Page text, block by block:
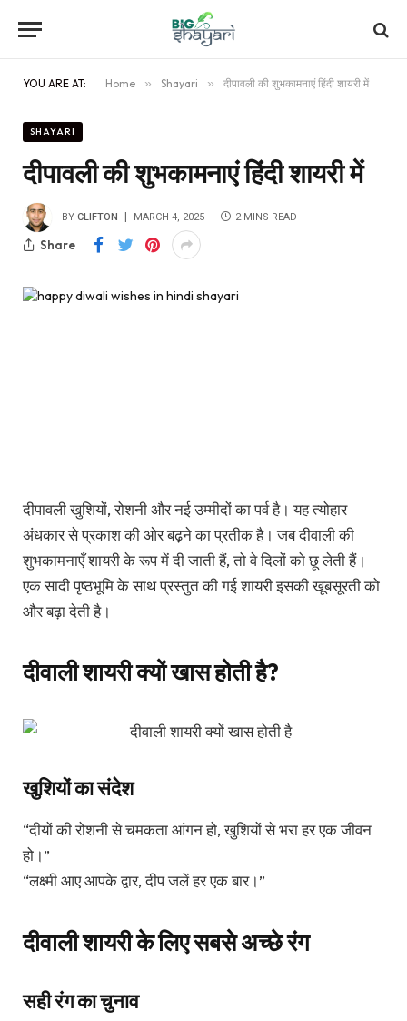
YOU ARE AT: Home » Shayari » दीपावली की शुभकामनाएं हिंदी शायरी में
SHAYARI
दीपावली की शुभकामनाएं हिंदी शायरी में
BY CLIFTON MARCH 4, 2025 2 MINS READ
Share
दीपावली खुशियों, रोशनी और नई उम्मीदों का पर्व है। यह त्योहार
अंधकार से प्रकाश की ओर बढ़ने का प्रतीक है। जब दीवाली की
शुभकामनाएँ शायरी के रूप में दी जाती हैं, तो वे दिलों को छू लेती हैं।
एक सादी पृष्ठभूमि के साथ प्रस्तुत की गई शायरी इसकी खूबसूरती को
और बढ़ा देती है।
दीवाली शायरी क्यों खास होती है?
खुशियों का संदेश
“दीयों की रोशनी से चमकता आंगन हो, खुशियों से भरा हर एक जीवन
हो।”
“लक्ष्मी आए आपके द्वार, दीप जलें हर एक बार।”
दीवाली शायरी के लिए सबसे अच्छे रंग
सही रंग का चुनाव